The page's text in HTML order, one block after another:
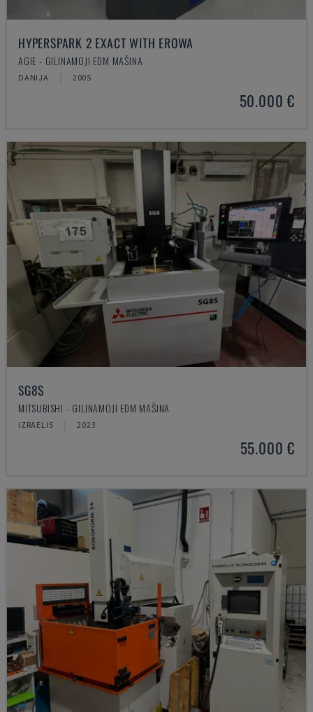
HYPERSPARK 2 EXACT WITH EROWA
AGIE - GILINAMOJI EDM MAŠINA
DANIJA 2005
50.000 €
SG8S
MITSUBISHI - GILINAMOJI EDM MAŠINA
IZRAELIS 2023
55.000 €